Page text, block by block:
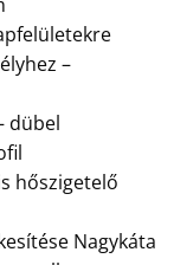
–
dübel
hőszigetelő
Nagykáta